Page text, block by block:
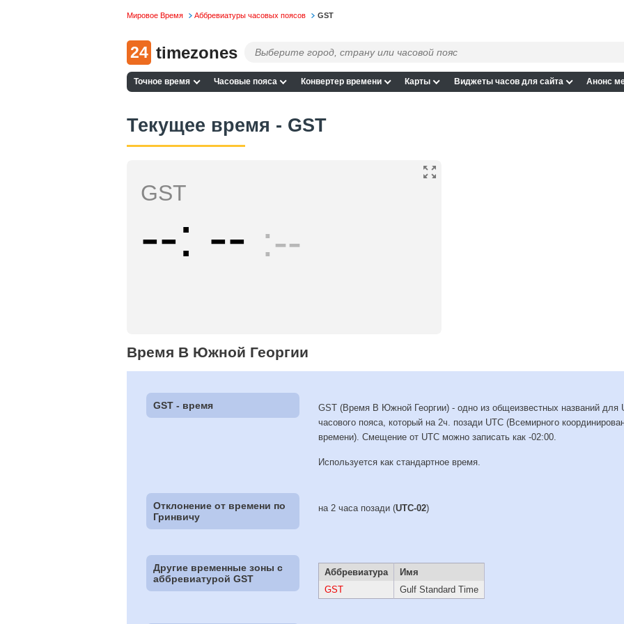
Мировое Время Аббревиатуры часовых поясов GST
24 timezones
Точное время Часовые пояса Конвертер времени Карты Виджеты часов для сайта Анонс
Текущее время - GST
GST
-- -- --
Время В Южной Георгии
GST - время
GST (Время В Южной Георгии) - одно из общеизвестных названий для
часового пояса, который на 2ч. позади UTC (Всемирного
времени). Смещение от UTC можно записать как -02:00.
Используется как стандартное время.
Отклонение от времени по
Гринвичу
на 2 часа позади (UTC-02)
Другие временные зоны c
аббревиатурой GST
Аббревиатура
Имя
GST
Gulf Standard Time